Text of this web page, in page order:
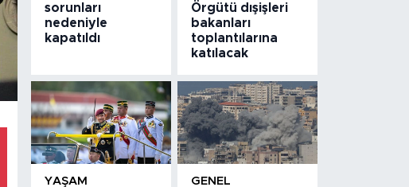
sorunları
nedeniyle
kapatıldı
Örgütü dışişleri
bakanları
toplantılarına
katılacak
YAŞAM GENEL